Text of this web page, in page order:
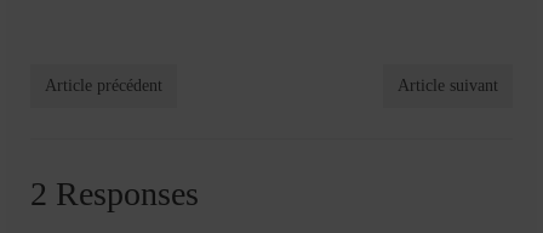
Article précédent Article suivant
2 Responses